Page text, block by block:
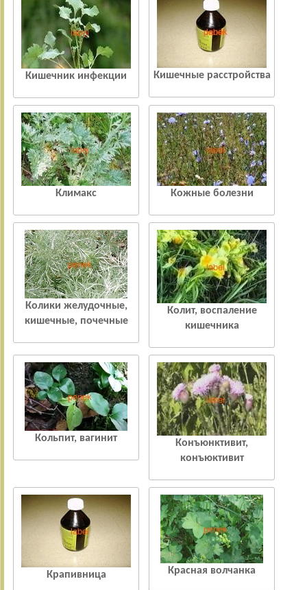
Кишечник инфекции Кишечные расстройства
Климакс Кожные болезни
Колики желудочные,
кишечные, почечные
Колит, воспаление
кишечника
Кольпит, вагинит
Конъюнктивит,
конъюктивит
Крапивница Красная волчанка